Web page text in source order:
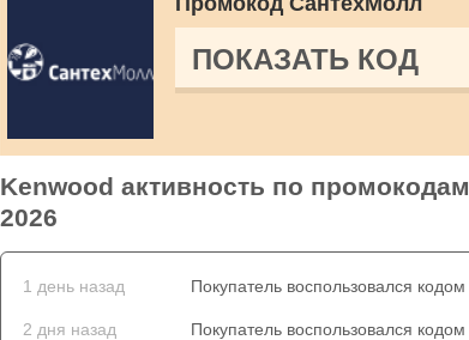
ПОКАЗАТЬ КОД
Kenwood активность по
2026
1 день назад Покупатель воспользовался кодом
2 дня назад Покупатель воспользовался кодом